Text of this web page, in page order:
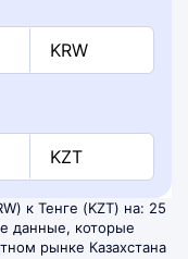
KRW
KZT
к Тенге (KZT) на: 25
данные, которые
рынке Казахстана